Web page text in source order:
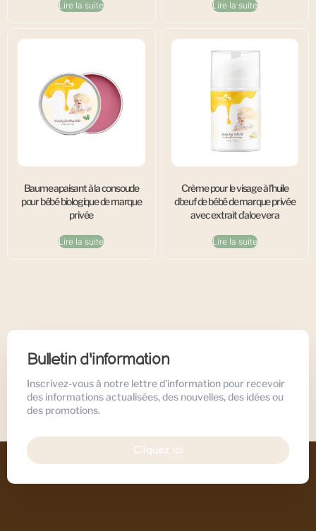
Lire la suite Lire la suite
Baume apaisant à la consoude
pour bébé biologique de marque
privée
Lire la suite
Crème pour le visage à l’huile
d’œuf de bébé de marque privée
avec extrait d’aloe vera
Lire la suite
Bulletin d'information
Inscrivez-vous à notre lettre d'information pour recevoir
des informations actualisées, des nouvelles, des idées ou
des promotions.
Cliquez ici